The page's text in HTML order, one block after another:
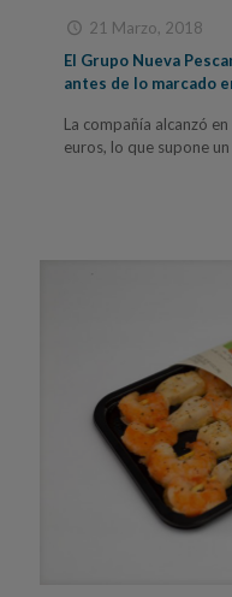
21 Marzo, 2018
El Grupo Nueva
antes de lo marcado
La compañía alcanzó
euros, lo que supone